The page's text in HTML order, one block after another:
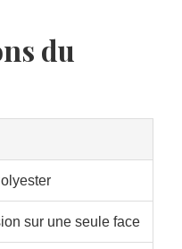
du
sur une seule face